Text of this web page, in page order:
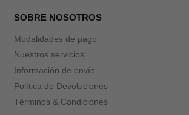
SOBRE NOSOTROS
Modalidades de pago
Nuestros servicios
Información de envío
Política de Devoluciones
Términos & Condiciones